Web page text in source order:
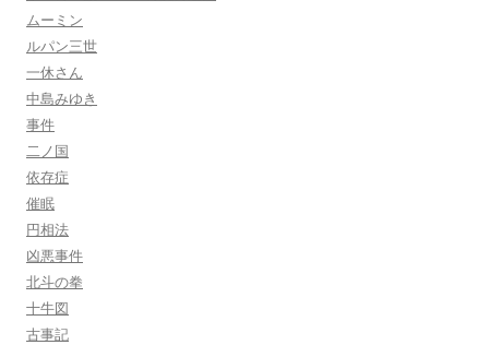
ムーミン
ルパン三世
一休さん
中島みゆき
事件
二ノ国
依存症
催眠
円相法
凶悪事件
北斗の拳
十牛図
古事記